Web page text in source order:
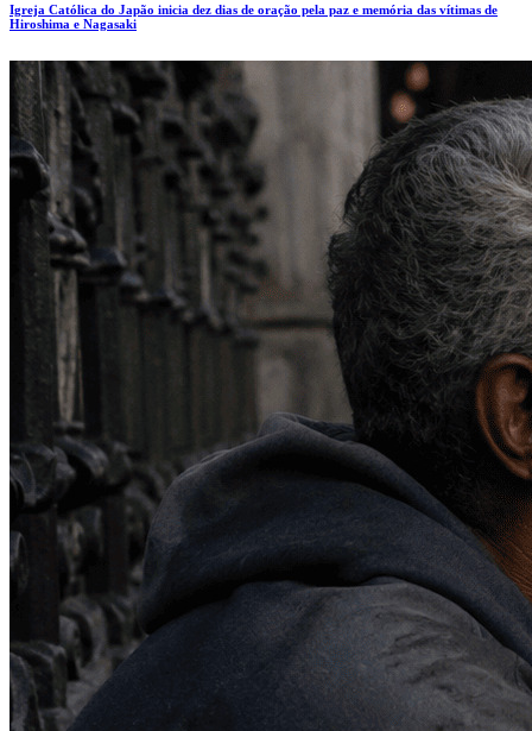
Igreja Católica do Japão inicia dez dias de oração pela paz e memória das vítimas de
Hiroshima e Nagasaki